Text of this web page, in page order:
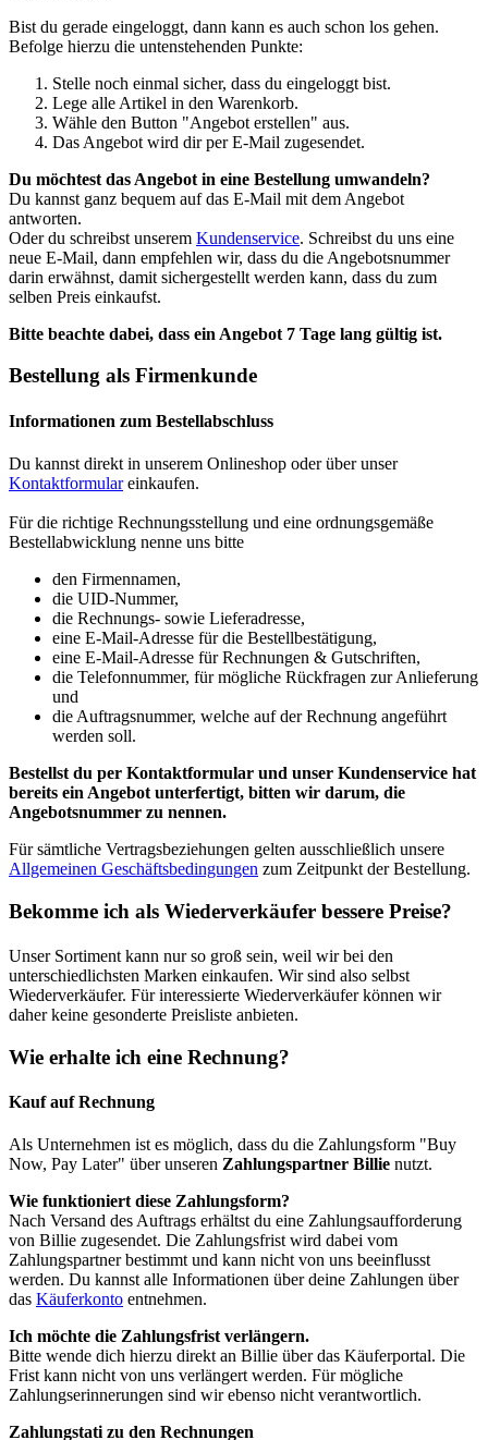
Bist du gerade eingeloggt, dann kann es auch schon los gehen.
Befolge hierzu die untenstehenden Punkte:
Stelle noch einmal sicher, dass du eingeloggt bist.
Lege alle Artikel in den Warenkorb.
Wähle den Button "Angebot erstellen" aus.
Das Angebot wird dir per E-Mail zugesendet.
Du möchtest das Angebot in eine Bestellung umwandeln?
Du kannst ganz bequem auf das E-Mail mit dem Angebot
antworten.
Oder du schreibst unserem Kundenservice. Schreibst du uns eine
neue E-Mail, dann empfehlen wir, dass du die Angebotsnummer
darin erwähnst, damit sichergestellt werden kann, dass du zum
selben Preis einkaufst.
Bitte beachte dabei, dass ein Angebot 7 Tage lang gültig ist.
Bestellung als Firmenkunde
Informationen zum Bestellabschluss
Du kannst direkt in unserem Onlineshop oder über unser
Kontaktformulareinkaufen.
Für die richtige Rechnungsstellung und eine ordnungsgemäße
Bestellabwicklung nenne uns bitte
den Firmennamen,
die UID-Nummer,
die Rechnungs- sowie Lieferadresse,
eine E-Mail-Adresse für die Bestellbestätigung,
eine E-Mail-Adresse für Rechnungen & Gutschriften,
die Telefonnummer, für mögliche Rückfragen zur Anlieferung
und
die Auftragsnummer, welche auf der Rechnung angeführt
werden soll.
Bestellst du per Kontaktformular und unser Kundenservice hat
bereits ein Angebot unterfertigt, bitten wir darum, die
Angebotsnummer zu nennen.
Für sämtliche Vertragsbeziehungen gelten ausschließlich unsere
Allgemeinen Geschäftsbedingungen zum Zeitpunkt der Bestellung.
Bekomme ich als Wiederverkäufer bessere Preise?
Unser Sortiment kann nur so groß sein, weil wir bei den
unterschiedlichsten Marken einkaufen. Wir sind also selbst
Wiederverkäufer. Für interessierte Wiederverkäufer können wir
daher keine gesonderte Preisliste anbieten.
Wie erhalte ich eine Rechnung?
Kauf auf Rechnung
Als Unternehmen ist es möglich, dass du die Zahlungsform "Buy
Now, Pay Later" über unseren Zahlungspartner Billie nutzt.
Wie funktioniert diese Zahlungsform?
Nach Versand des Auftrags erhältst du eine Zahlungsaufforderung
von Billie zugesendet. Die Zahlungsfrist wird dabei vom
Zahlungspartner bestimmt und kann nicht von uns beeinflusst
werden. Du kannst alle Informationen über deine Zahlungen über
das Käuferkonto entnehmen.
Ich möchte die Zahlungsfrist verlängern.
Bitte wende dich hierzu direkt an Billie über das Käuferportal. Die
Frist kann nicht von uns verlängert werden. Für mögliche
Zahlungserinnerungen sind wir ebenso nicht verantwortlich.
Zahlungstati zu den Rechnungen